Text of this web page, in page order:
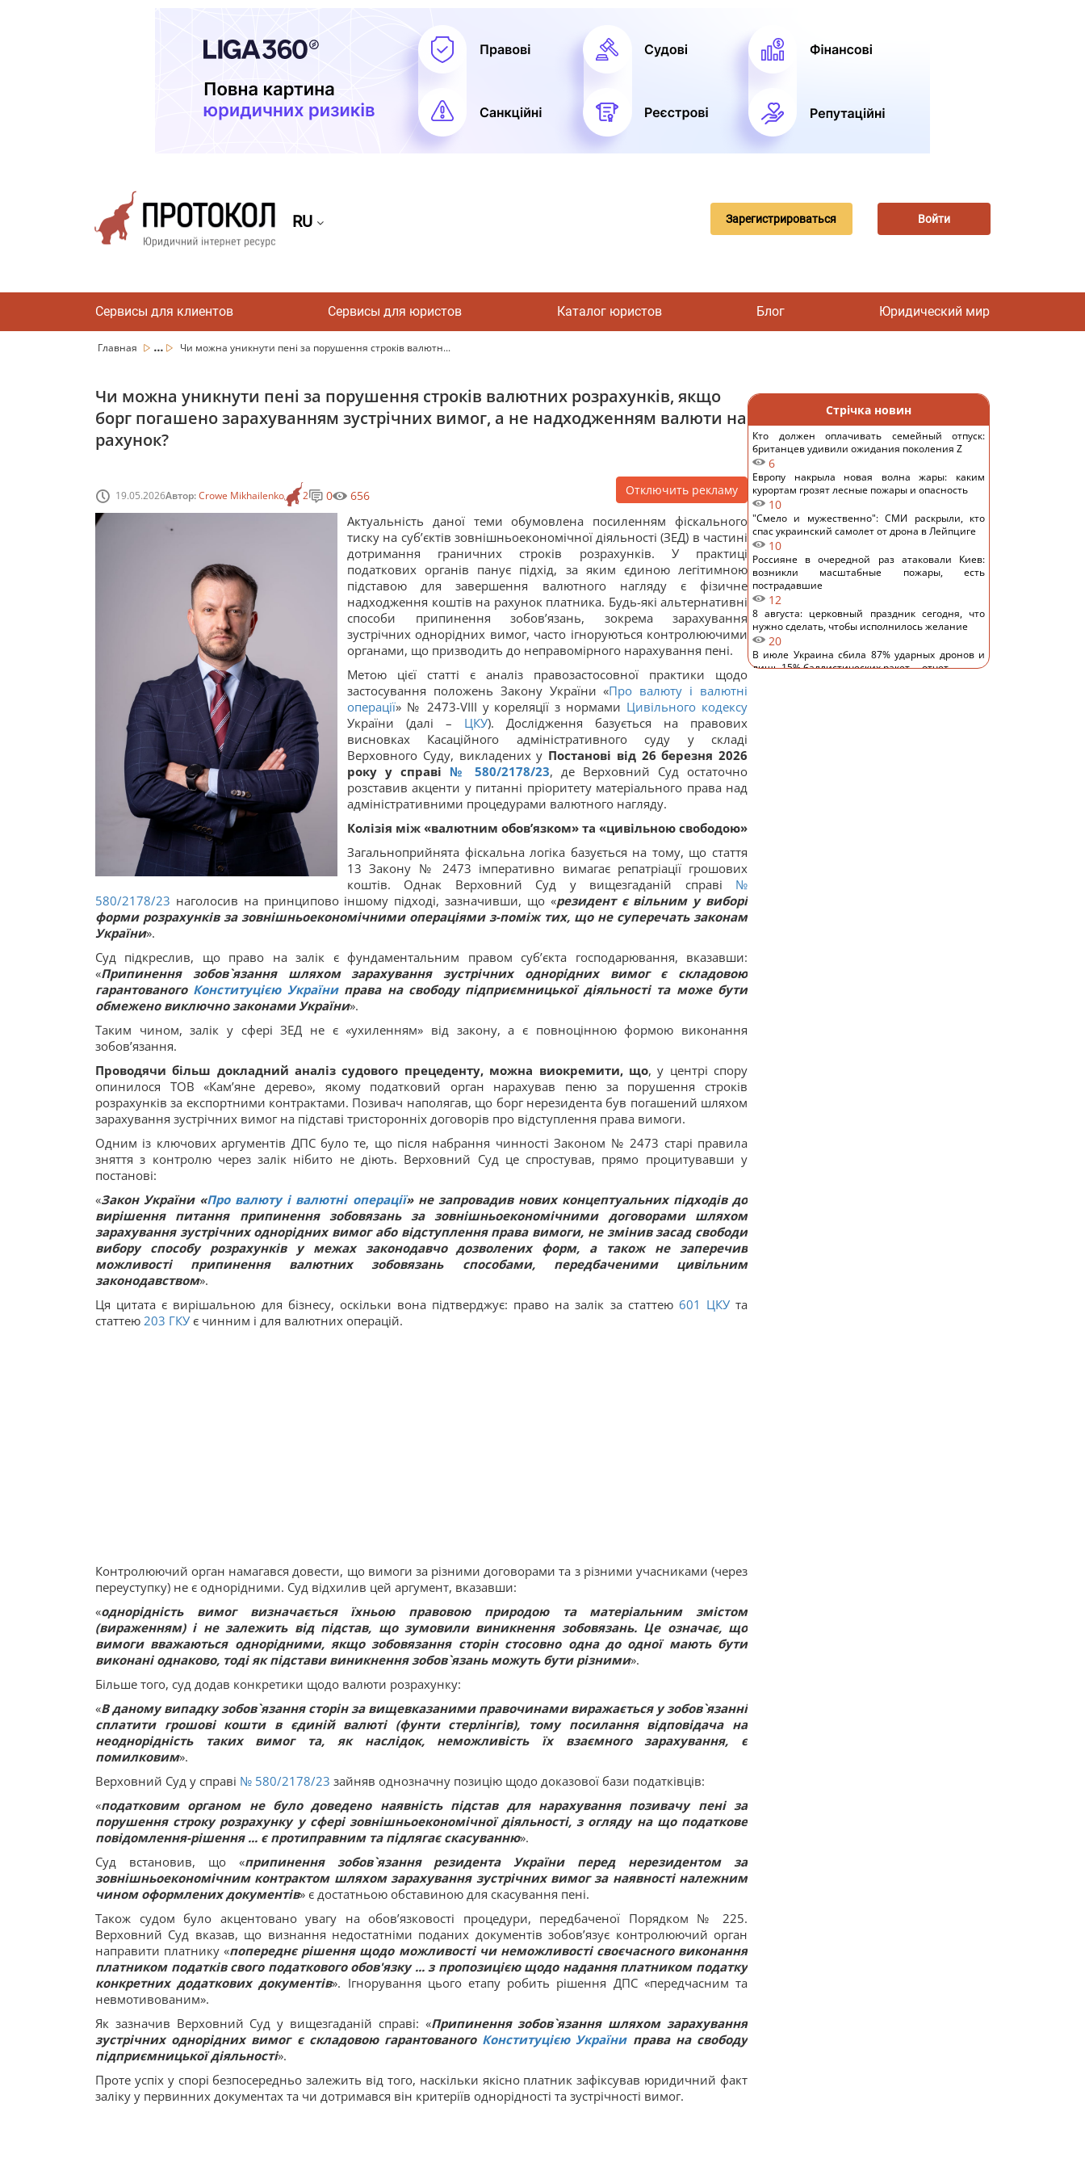
RU Зарегистрироваться Войти
Сервисы для клиентов Сервисы для юристов Каталог юристов Блог Юридический мир
Главная ... Чи можна уникнути пені за порушення строків валютн...
Чи можна уникнути пені за порушення строків валютних розрахунків, якщо
борг погашено зарахуванням зустрічних вимог, а не надходженням валюти на
рахунок?
19.05.2026Автор:Crowe Mikhailenko 2 0 656 Отключить рекламу
Актуальність даної теми обумовлена посиленням фіскального
тиску на суб’єктів зовнішньоекономічної діяльності (ЗЕД) в частині
дотримання граничних строків розрахунків. У практиці
податкових органів панує підхід, за яким єдиною легітимною
підставою для завершення валютного нагляду є фізичне
надходження коштів на рахунок платника. Будь-які альтернативні
способи припинення зобов’язань, зокрема зарахування
зустрічних однорідних вимог, часто ігноруються контролюючими
органами, що призводить до неправомірного нарахування пені.
Метою цієї статті є аналіз правозастосовної практики щодо
застосування положень Закону України «Про валюту і валютні
операції» № 2473-VIII у кореляції з нормами Цивільного кодексу
України (далі – ЦКУ). Дослідження базується на правових
висновках Касаційного адміністративного суду у складі
Верховного Суду, викладених у Постанові від 26 березня 2026
року у справі № 580/2178/23, де Верховний Суд остаточно
розставив акценти у питанні пріоритету матеріального права над
адміністративними процедурами валютного нагляду.
Колізія між «валютним обов’язком» та «цивільною свободою»
Загальноприйнята фіскальна логіка базується на тому, що стаття
13 Закону № 2473 імперативно вимагає репатріації грошових
коштів. Однак Верховний Суд у вищезгаданій справі №
580/2178/23 наголосив на принципово іншому підході, зазначивши, що «резидент є вільним у виборі
форми розрахунків за зовнішньоекономічними операціями з-поміж тих, що не суперечать законам
України».
Суд підкреслив, що право на залік є фундаментальним правом суб’єкта господарювання, вказавши:
«Припинення зобов`язання шляхом зарахування зустрічних однорідних вимог є складовою
гарантованого Конституцією Україниправа на свободу підприємницької діяльності та може бути
обмежено виключно законами України».
Таким чином, залік у сфері ЗЕД не є «ухиленням» від закону, а є повноцінною формою виконання
зобов’язання.
Проводячи більш докладний аналіз судового прецеденту, можна виокремити, що, у центрі спору
опинилося ТОВ «Кам’яне дерево», якому податковий орган нарахував пеню за порушення строків
розрахунків за експортними контрактами. Позивач наполягав, що борг нерезидента був погашений шляхом
зарахування зустрічних вимог на підставі тристоронніх договорів про відступлення права вимоги.
Одним із ключових аргументів ДПС було те, що після набрання чинності Законом № 2473 старі правила
зняття з контролю через залік нібито не діють. Верховний Суд це спростував, прямо процитувавши у
постанові:
«Закон України «Про валюту і валютні операції» не запровадив нових концептуальних підходів до
вирішення питання припинення зобовязань за зовнішньоекономічними договорами шляхом
зарахування зустрічних однорідних вимог або відступлення права вимоги, не змінив засад свободи
вибору способу розрахунків у межах законодавчо дозволених форм, а також не заперечив
можливості припинення валютних зобовязань способами, передбаченими цивільним
законодавством».
Ця цитата є вирішальною для бізнесу, оскільки вона підтверджує: право на залік за статтею601 ЦКУта
статтею 203 ГКУ є чинним і для валютних операцій.
Контролюючий орган намагався довести, що вимоги за різними договорами та з різними учасниками (через
переуступку) не є однорідними. Суд відхилив цей аргумент, вказавши:
«однорідність вимог визначається їхньою правовою природою та матеріальним змістом
(вираженням) і не залежить від підстав, що зумовили виникнення зобовязань. Це означає, що
вимоги вважаються однорідними, якщо зобовязання сторін стосовно одна до одної мають бути
виконані однаково, тоді як підстави виникнення зобов`язань можуть бути різними».
Більше того, суд додав конкретики щодо валюти розрахунку:
«В даному випадку зобов`язання сторін за вищевказаними правочинами виражається у зобов`язанні
сплатити грошові кошти в єдиній валюті (фунти стерлінгів), тому посилання відповідача на
неоднорідність таких вимог та, як наслідок, неможливість їх взаємного зарахування, є
помилковим».
Верховний Суд у справі № 580/2178/23 зайняв однозначну позицію щодо доказової бази податківців:
«податковим органом не було доведено наявність підстав для нарахування позивачу пені за
порушення строку розрахунку у сфері зовнішньоекономічної діяльності, з огляду на що податкове
повідомлення-рішення ... є протиправним та підлягає скасуванню».
Суд встановив, що «припинення зобов`язання резидента України перед нерезидентом за
зовнішньоекономічним контрактом шляхом зарахування зустрічних вимог за наявності належним
чином оформлених документів» є достатньою обставиною для скасування пені.
Також судом було акцентовано увагу на обов’язковості процедури, передбаченої Порядком № 225.
Верховний Суд вказав, що визнання недостатніми поданих документів зобов’язує контролюючий орган
направити платнику «попереднє рішення щодо можливості чи неможливості своєчасного виконання
платником податків свого податкового обов'язку ... з пропозицією щодо надання платником податку
конкретних додаткових документів». Ігнорування цього етапу робить рішення ДПС «передчасним та
невмотивованим».
Як зазначив Верховний Суд у вищезгаданій справі: «Припинення зобов`язання шляхом зарахування
зустрічних однорідних вимог є складовою гарантованого Конституцією Україниправа на свободу
підприємницької діяльності».
Проте успіх у спорі безпосередньо залежить від того, наскільки якісно платник зафіксував юридичний факт
заліку у первинних документах та чи дотримався він критеріїв однорідності та зустрічності вимог.
Стрічка новин
Кто должен оплачивать семейный отпуск:
британцев удивили ожидания поколения Z
6
Европу накрыла новая волна жары: каким
курортам грозят лесные пожары и опасность
10
"Смело и мужественно": СМИ раскрыли, кто
спас украинский самолет от дрона в Лейпциге
10
Россияне в очередной раз атаковали Киев:
возникли масштабные пожары, есть
пострадавшие
12
8 августа: церковный праздник сегодня, что
нужно сделать, чтобы исполнилось желание
20
В июле Украина сбила 87% ударных дронов и
лишь 15% баллистических ракет, – отчет